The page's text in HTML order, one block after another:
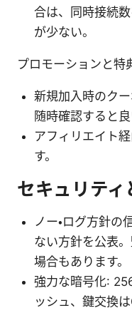
合は、同時接続
が少ない。
プロモーションと特
新規加入時のク
随時確認すると良
アフィリエイト
す。
セキュリテ
ノー・ログ方針
ない方針を公表
場合もあります。
強力な暗号化:
ッシュ、鍵交換